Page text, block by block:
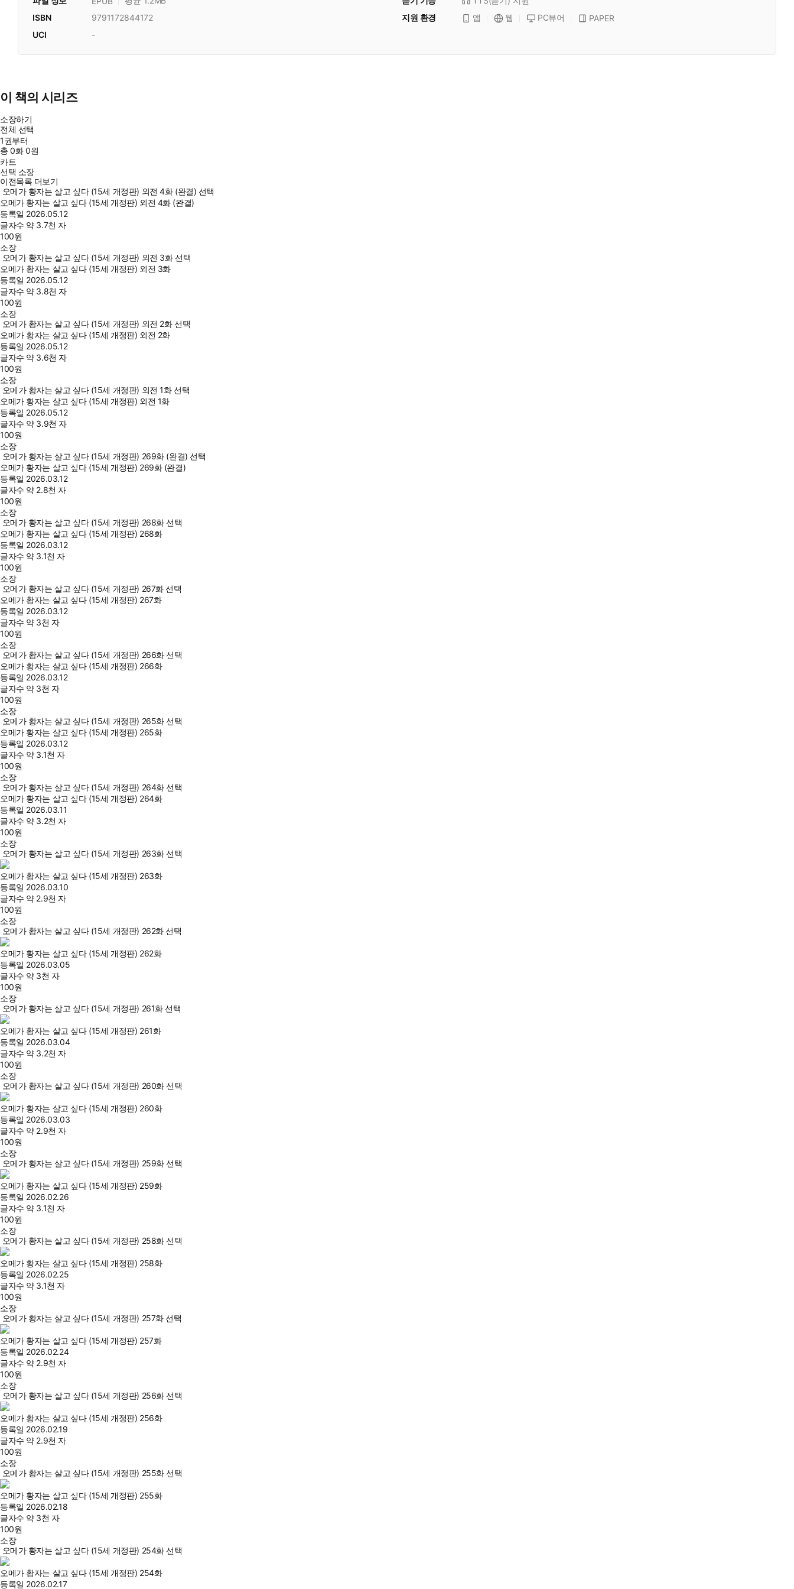
지원 환경
앱 웹 PC뷰어 PAPER
ISBN
9791172844172
UCI
-
이 책의 시리즈
소장하기
전체 선택
1권부터
총0화0원
카트
선택 소장
이전목록 더보기
오메가 황자는 살고 싶다 (15세 개정판) 외전 4화 (완결) 선택
오메가 황자는 살고 싶다 (15세 개정판) 외전 4화 (완결)
등록일 2026.05.12
글자수 약 3.7천 자
100원
소장
오메가 황자는 살고 싶다 (15세 개정판) 외전 3화 선택
오메가 황자는 살고 싶다 (15세 개정판) 외전 3화
등록일 2026.05.12
글자수 약 3.8천 자
100원
소장
오메가 황자는 살고 싶다 (15세 개정판) 외전 2화 선택
오메가 황자는 살고 싶다 (15세 개정판) 외전 2화
등록일 2026.05.12
글자수 약 3.6천 자
100원
소장
오메가 황자는 살고 싶다 (15세 개정판) 외전 1화 선택
오메가 황자는 살고 싶다 (15세 개정판) 외전 1화
등록일 2026.05.12
글자수 약 3.9천 자
100원
소장
오메가 황자는 살고 싶다 (15세 개정판) 269화 (완결) 선택
오메가 황자는 살고 싶다 (15세 개정판) 269화 (완결)
등록일 2026.03.12
글자수 약 2.8천 자
100원
소장
오메가 황자는 살고 싶다 (15세 개정판) 268화 선택
오메가 황자는 살고 싶다 (15세 개정판) 268화
등록일 2026.03.12
글자수 약 3.1천 자
100원
소장
오메가 황자는 살고 싶다 (15세 개정판) 267화 선택
오메가 황자는 살고 싶다 (15세 개정판) 267화
등록일 2026.03.12
글자수 약 3천 자
100원
소장
오메가 황자는 살고 싶다 (15세 개정판) 266화 선택
오메가 황자는 살고 싶다 (15세 개정판) 266화
등록일 2026.03.12
글자수 약 3천 자
100원
소장
오메가 황자는 살고 싶다 (15세 개정판) 265화 선택
오메가 황자는 살고 싶다 (15세 개정판) 265화
등록일 2026.03.12
글자수 약 3.1천 자
100원
소장
오메가 황자는 살고 싶다 (15세 개정판) 264화 선택
오메가 황자는 살고 싶다 (15세 개정판) 264화
등록일 2026.03.11
글자수 약 3.2천 자
100원
소장
오메가 황자는 살고 싶다 (15세 개정판) 263화 선택
오메가 황자는 살고 싶다 (15세 개정판) 263화
등록일 2026.03.10
글자수 약 2.9천 자
100원
소장
오메가 황자는 살고 싶다 (15세 개정판) 262화 선택
오메가 황자는 살고 싶다 (15세 개정판) 262화
등록일 2026.03.05
글자수 약 3천 자
100원
소장
오메가 황자는 살고 싶다 (15세 개정판) 261화 선택
오메가 황자는 살고 싶다 (15세 개정판) 261화
등록일 2026.03.04
글자수 약 3.2천 자
100원
소장
오메가 황자는 살고 싶다 (15세 개정판) 260화 선택
오메가 황자는 살고 싶다 (15세 개정판) 260화
등록일 2026.03.03
글자수 약 2.9천 자
100원
소장
오메가 황자는 살고 싶다 (15세 개정판) 259화 선택
오메가 황자는 살고 싶다 (15세 개정판) 259화
등록일 2026.02.26
글자수 약 3.1천 자
100원
소장
오메가 황자는 살고 싶다 (15세 개정판) 258화 선택
오메가 황자는 살고 싶다 (15세 개정판) 258화
등록일 2026.02.25
글자수 약 3.1천 자
100원
소장
오메가 황자는 살고 싶다 (15세 개정판) 257화 선택
오메가 황자는 살고 싶다 (15세 개정판) 257화
등록일 2026.02.24
글자수 약 2.9천 자
100원
소장
오메가 황자는 살고 싶다 (15세 개정판) 256화 선택
오메가 황자는 살고 싶다 (15세 개정판) 256화
등록일 2026.02.19
글자수 약 2.9천 자
100원
소장
오메가 황자는 살고 싶다 (15세 개정판) 255화 선택
오메가 황자는 살고 싶다 (15세 개정판) 255화
등록일 2026.02.18
글자수 약 3천 자
100원
소장
오메가 황자는 살고 싶다 (15세 개정판) 254화 선택
오메가 황자는 살고 싶다 (15세 개정판) 254화
등록일 2026.02.17